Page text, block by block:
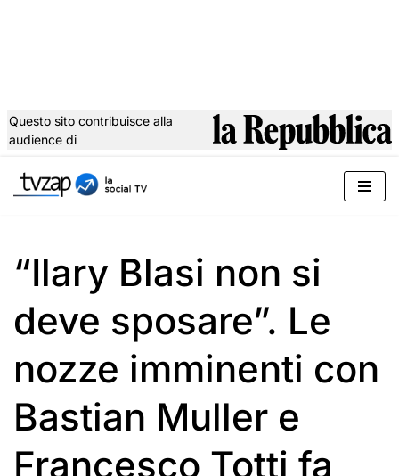
al
Questo sito contribuisce alla
audience di
“Ilary Blasi non si
deve sposare”. Le
nozze imminenti con
Bastian Muller e
Francesco Totti fa